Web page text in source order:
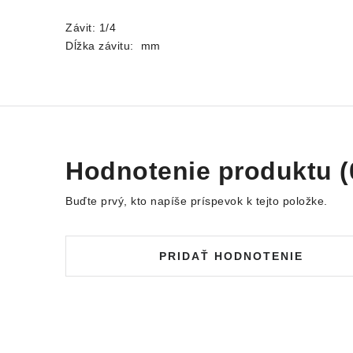
Závit: 1/4
Dĺžka závitu: mm
Hodnotenie produktu
Buďte prvý, kto napíše príspevok k tejto položke.
PRIDAŤ HODNOTENIE